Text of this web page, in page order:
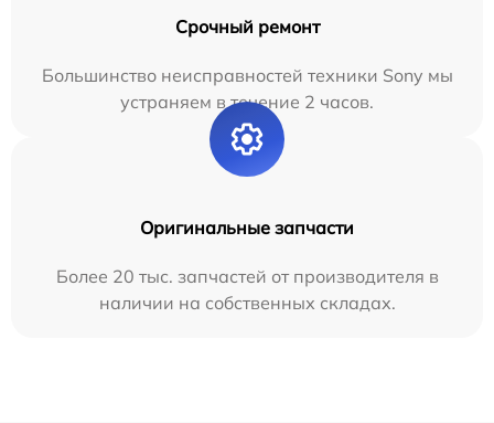
Срочный ремонт
Большинство неисправностей техники Sony мы
устраняем в течение 2 часов.
Оригинальные запчасти
Более 20 тыс. запчастей от производителя в
наличии на собственных складах.